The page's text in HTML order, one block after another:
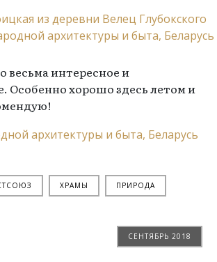
весьма интересное и
Особенно хорошо здесь летом и
ХРАМЫ ПРИРОДА
СЕНТЯБРЬ 2018